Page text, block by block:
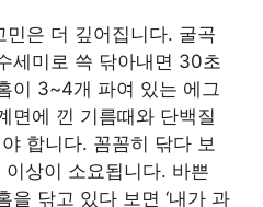
은 더 깊어집니다. 굴곡
세미로 쓱 닦아내면 30초
이 3~4개 파여 있는 에그
면에 낀 기름때와 단백질
합니다. 꼼꼼히 닦다 보
상이 소요됩니다. 바쁜
을 닦고 있다 보면 ‘내가 과